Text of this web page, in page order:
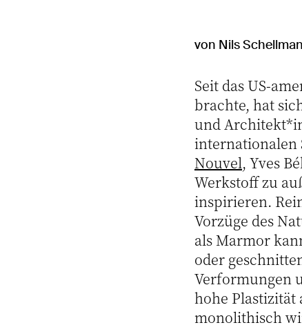
von Nils
Seit das US-
brachte, hat
und
internationalen
Nouvel, Yves
Werkstoff zu
inspirieren.
Vorzüge des
als Marmor
oder
Verformungen
hohe Plastizität
monolithisch